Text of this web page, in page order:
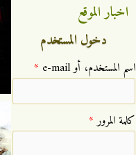
اخبار الموقع
دخول المستخدم
‏اسم المستخدم، أو e-mail ‏ *
‏كلمة المرور ‏*